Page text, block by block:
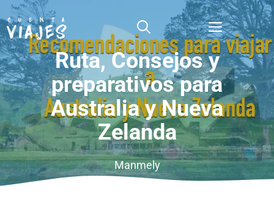
Saltar
al
contenido
Menú
Ruta, Consejos y
preparativos para
Australia y Nueva
Zelanda
Manmely